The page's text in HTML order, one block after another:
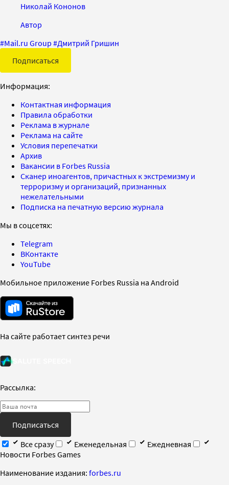
Николай Кононов
Автор
#Mail.ru Group #Дмитрий Гришин
Подписаться
Информация:
Контактная информация
Правила обработки
Реклама в журнале
Реклама на сайте
Условия перепечатки
Архив
Вакансии в Forbes Russia
Сканер иноагентов, причастных к экстремизму и
терроризму и организаций, признанных
нежелательными
Подписка на печатную версию журнала
Мы в соцсетях:
Telegram
ВКонтакте
YouTube
Мобильное приложение Forbes Russia на Android
На сайте работает синтез речи
Рассылка:
Подписаться
Все сразу
Еженедельная
Ежедневная
Новости Forbes Games
Наименование издания: forbes.ru